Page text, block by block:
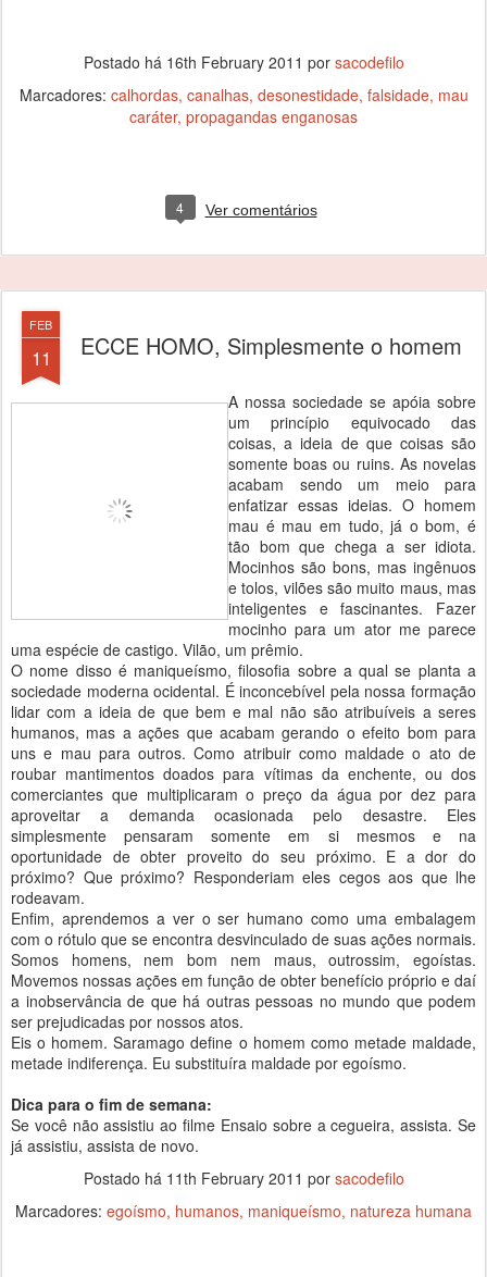
Postado há 16th February 2011 por sacodefilo
Marcadores: calhordas canalhas desonestidade falsidade mau
caráter propagandas enganosas
4 Ver comentários
FEB
11 ECCE HOMO, Simplesmente o homem
A nossa sociedade se apóia sobre
um princípio equivocado das
coisas, a ideia de que coisas são
somente boas ou ruins. As novelas
acabam sendo um meio para
enfatizar essas ideias. O homem
mau é mau em tudo, já o bom, é
tão bom que chega a ser idiota.
Mocinhos são bons, mas ingênuos
e tolos, vilões são muito maus, mas
inteligentes e fascinantes. Fazer
mocinho para um ator me parece
uma espécie de castigo. Vilão, um prêmio.
O nome disso é maniqueísmo, filosofia sobre a qual se planta a
sociedade moderna ocidental. É inconcebível pela nossa formação
lidar com a ideia de que bem e mal não são atribuíveis a seres
humanos, mas a ações que acabam gerando o efeito bom para
uns e mau para outros. Como atribuir como maldade o ato de
roubar mantimentos doados para vítimas da enchente, ou dos
comerciantes que multiplicaram o preço da água por dez para
aproveitar a demanda ocasionada pelo desastre. Eles
simplesmente pensaram somente em si mesmos e na
oportunidade de obter proveito do seu próximo. E a dor do
próximo? Que próximo? Responderiam eles cegos aos que lhe
rodeavam.
Enfim, aprendemos a ver o ser humano como uma embalagem
com o rótulo que se encontra desvinculado de suas ações normais.
Somos homens, nem bom nem maus, outrossim, egoístas.
Movemos nossas ações em função de obter benefício próprio e daí
a inobservância de que há outras pessoas no mundo que podem
ser prejudicadas por nossos atos.
Eis o homem. Saramago define o homem como metade maldade,
metade indiferença. Eu substituíra maldade por egoísmo.
Dica para o fim de semana:
Se você não assistiu ao filme Ensaio sobre a cegueira, assista. Se
já assistiu, assista de novo.
Postado há 11th February 2011 por sacodefilo
Marcadores: egoísmo humanos maniqueísmo natureza humana